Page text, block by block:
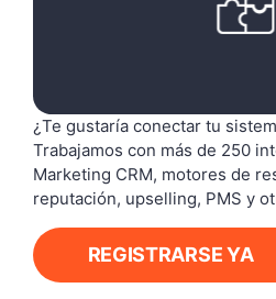
¿Te gustaría conectar tu
Trabajamos con más de 250
Marketing CRM, motores de
reputación, upselling, PMS y
REGISTRARSE YA